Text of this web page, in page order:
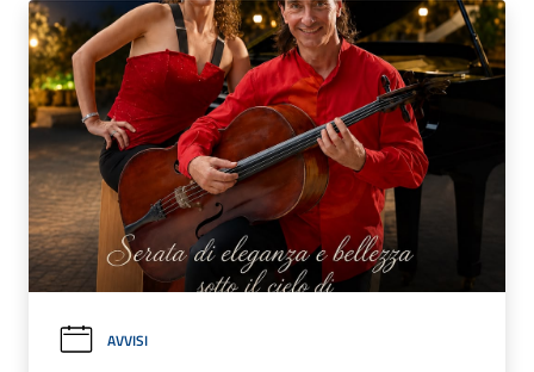
AVVISI